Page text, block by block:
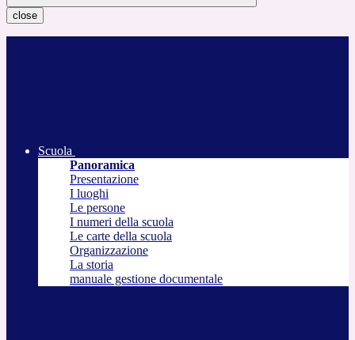
close
Scuola
Panoramica
Presentazione
I luoghi
Le persone
I numeri della scuola
Le carte della scuola
Organizzazione
La storia
manuale gestione documentale